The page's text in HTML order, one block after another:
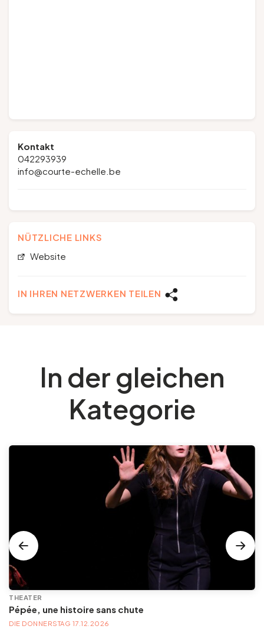
Kontakt
042293939
info@courte-echelle.be
NÜTZLICHE LINKS
Website
IN IHREN NETZWERKEN TEILEN
In der gleichen
Kategorie
THEATER
Pépée, une histoire sans chute
DIE DONNERSTAG 17.12.2026